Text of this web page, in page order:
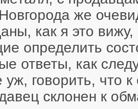
же
как я это
определить
ответы, как
уж, говорить, что
склонен к